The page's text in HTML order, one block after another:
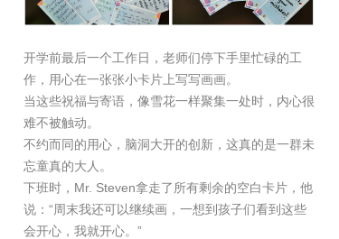
开学前最后一个工作日，老师们停下手里忙碌的工
作，用心在一张张小卡片上写写画画。
当这些祝福与寄语，像雪花一样聚集一处时，内心很
难不被触动。
不约而同的用心，脑洞大开的创新，这真的是一群未
忘童真的大人。
下班时，Mr. Steven拿走了所有剩余的空白卡片，他
说：“周末我还可以继续画，一想到孩子们看到这些
会开心，我就开心。”